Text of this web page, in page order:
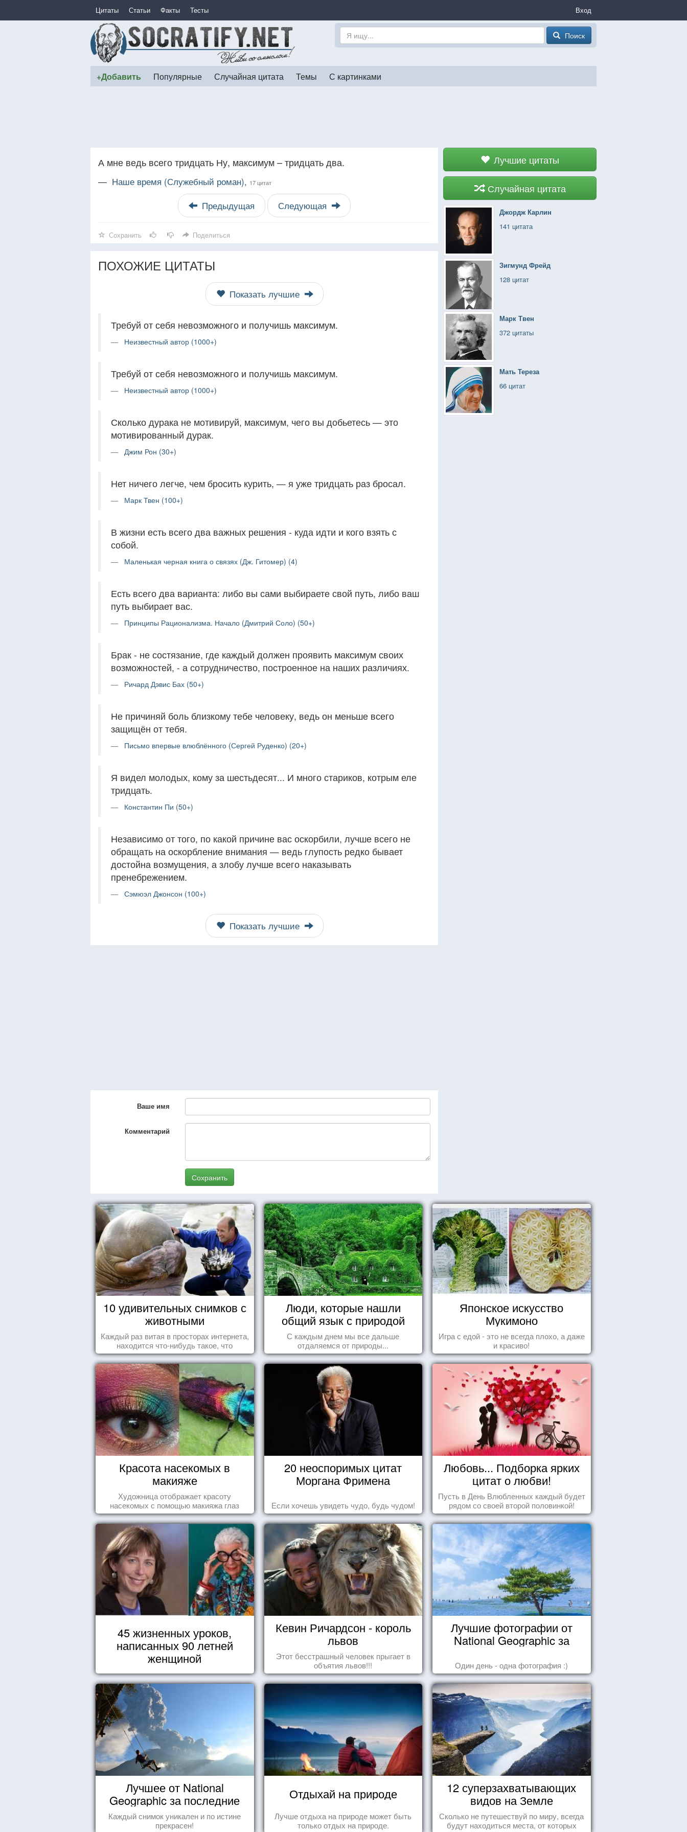
Цитаты Статьи Факты Тесты Вход
Поиск
+Добавить Популярные Случайная цитата Темы С картинками
Лучшие цитаты
Случайная цитата
Джордж Карлин
141 цитата
Зигмунд Фрейд
128 цитат
Марк Твен
372 цитаты
Мать Тереза
66 цитат
А мне ведь всего тридцать Ну, максимум – тридцать два.
— Наше время (Служебный роман), 17 цитат
Предыдущая Следующая
Сохранить Поделиться
ПОХОЖИЕ ЦИТАТЫ
Показать лучшие
Требуй от себя невозможного и получишь максимум.
Неизвестный автор (1000+)
Требуй от себя невозможного и получишь максимум.
Неизвестный автор (1000+)
Сколько дурака не мотивируй, максимум, чего вы добьетесь — это
мотивированный дурак.
Джим Рон (30+)
Нет ничего легче, чем бросить курить, — я уже тридцать раз бросал.
Марк Твен (100+)
В жизни есть всего два важных решения - куда идти и кого взять с
собой.
Маленькая черная книга о связях (Дж. Гитомер) (4)
Есть всего два варианта: либо вы сами выбираете свой путь, либо ваш
путь выбирает вас.
Принципы Рационализма. Начало (Дмитрий Соло) (50+)
Брак - не состязание, где каждый должен проявить максимум своих
возможностей, - а сотрудничество, построенное на наших различиях.
Ричард Дэвис Бах (50+)
Не причиняй боль близкому тебе человеку, ведь он меньше всего
защищён от тебя.
Письмо впервые влюблённого (Сергей Руденко) (20+)
Я видел молодых, кому за шестьдесят... И много стариков, котрым еле
тридцать.
Константин Пи (50+)
Независимо от того, по какой причине вас оскорбили, лучше всего не
обращать на оскорбление внимания — ведь глупость редко бывает
достойна возмущения, а злобу лучше всего наказывать
пренебрежением.
Сэмюэл Джонсон (100+)
Показать лучшие
Ваше имя
Комментарий
Сохранить
10 удивительных снимков с
животными
Каждый раз витая в просторах интернета,
находится что-нибудь такое, что
заставляет улыбнуться, удивиться,
восхититься...
Люди, которые нашли
общий язык с природой
С каждым днем мы все дальше
отдаляемся от природы...
Японское искусство
Мукимоно
Игра с едой - это не всегда плохо, а даже
и красиво!
Красота насекомых в
макияже
Художница отображает красоту
насекомых с помощью макияжа глаз
20 неоспоримых цитат
Моргана Фримена
Если хочешь увидеть чудо, будь чудом!
Любовь... Подборка ярких
цитат о любви!
Пусть в День Влюбленных каждый будет
рядом со своей второй половинкой!
45 жизненных уроков,
написанных 90 летней
женщиной
Кевин Ричардсон - король
львов
Этот бесстрашный человек прыгает в
объятия львов!!!
Лучшие фотографии от
National Geographic за
Один день - одна фотография :)
Лучшее от National
Geographic за последние
пару лет
Каждый снимок уникален и по истине
прекрасен!
Отдыхай на природе
Лучше отдыха на природе может быть
только отдых на природе.
12 суперзахватывающих
видов на Земле
Сколько не путешествуй по миру, всегда
будут находиться места, от которых